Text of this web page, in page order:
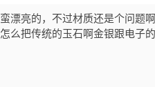
蛮漂亮的，不过材质还是个问题啊
怎么把传统的玉石啊金银跟电子